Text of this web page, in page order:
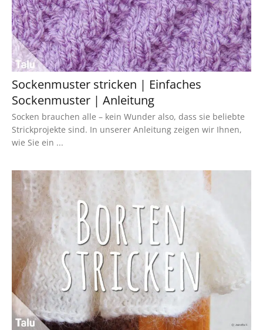
Sockenmuster stricken | Einfaches
Sockenmuster | Anleitung
Socken brauchen alle – kein Wunder also, dass sie beliebte
Strickprojekte sind. In unserer Anleitung zeigen wir Ihnen,
wie Sie ein ...